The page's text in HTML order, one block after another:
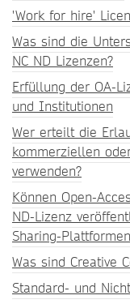
'Work for hire'
Was sind die
NC ND Lizenzen?
Erfüllung der OA-
und Institutionen
Wer erteilt die
kommerziellen
verwenden?
Können Open-
ND-Lizenz
Sharing-
Was sind Creative
Standard- und